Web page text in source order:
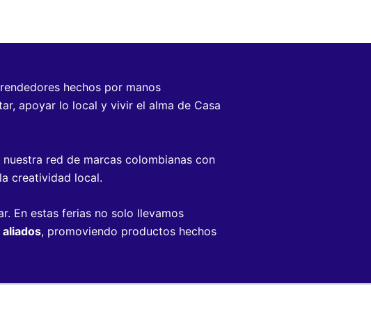
hechos por manos
apoyar lo local y vivir el alma de Casa
red de marcas colombianas con
creatividad local.
En estas ferias no solo llevamos
, promoviendo productos hechos